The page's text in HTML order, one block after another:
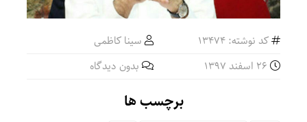
کد نوشته: 13474
سینا کاظمی
بدون دیدگاه
برچسب ها